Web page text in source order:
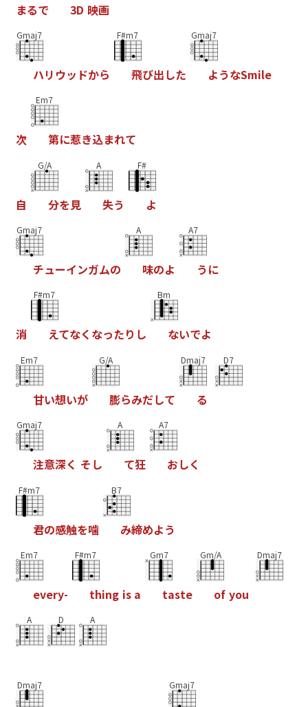
まるで 3D 映画
Gmaj7
ハリウッ ドから
F#m7
飛び出した
Gmaj7
ようなSmile
次
Em7
第に惹き込まれて
自
G/A
分を見
A
失う
F#
よ
Gmaj7
チューインガムの
A
味のよ
A7
う に
消
F#m7
えてなく なったり し
Bm
ないでよ
Em7
甘い想いが
G/A
膨らみだして
Dmaj7
る
D7
Gmaj7
注意深く そ し
A
て狂
A7
おしく
F#m7
君の感触を噛
B7
み締めよう
Em7
every-
F#m7
thing is a
Gm7
taste
Gm/A
of you
Dmaj7
A D A
Dmaj7 Gmaj7